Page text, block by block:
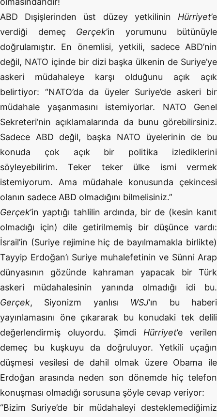
ABD Dışişlerinden üst düzey yetkilinin Hürriyet’e
verdiği demeç Gerçek’in yorumunu bütünüyle
doğrulamıştır. En önemlisi, yetkili, sadece ABD’nin
değil, NATO içinde bir dizi başka ülkenin de Suriye’ye
askeri müdahaleye karşı olduğunu açık açık
belirtiyor: “NATO’da da üyeler Suriye’de askeri bir
müdahale yaşanmasını istemiyorlar. NATO Genel
Sekreteri’nin açıklamalarında da bunu görebilirsiniz.
Sadece ABD değil, başka NATO üyelerinin de bu
konuda çok açık bir politika izlediklerini
söyleyebilirim. Teker teker ülke ismi vermek
istemiyorum. Ama müdahale konusunda çekincesi
olanın sadece ABD olmadığını bilmelisiniz.”
Gerçek’in yaptığı tahlilin ardında, bir de (kesin kanıt
olmadığı için) dile getirilmemiş bir düşünce vardı:
İsrail’in (Suriye rejimine hiç de bayılmamakla birlikte)
Tayyip Erdoğan’ı Suriye muhalefetinin ve Sünni Arap
dünyasının gözünde kahraman yapacak bir Türk
askeri müdahalesinin yanında olmadığı idi bu.
Gerçek, Siyonizm yanlısı WSJ’ın bu haberi
yayınlamasını öne çıkararak bu konudaki tek delili
değerlendirmiş oluyordu. Şimdi Hürriyet’e verilen
demeç bu kuşkuyu da doğruluyor. Yetkili uçağın
düşmesi vesilesi de dahil olmak üzere Obama ile
Erdoğan arasında neden son dönemde hiç telefon
konuşması olmadığı sorusuna şöyle cevap veriyor:
“Bizim Suriye’de bir müdahaleyi desteklemediğimiz